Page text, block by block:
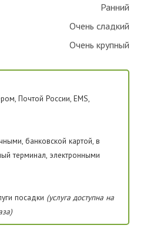
Ранний
Очень сладкий
Очень крупный
Почтой России, EMS,
банковской картой, в
терминал, электронными
посадки (услуга доступна на